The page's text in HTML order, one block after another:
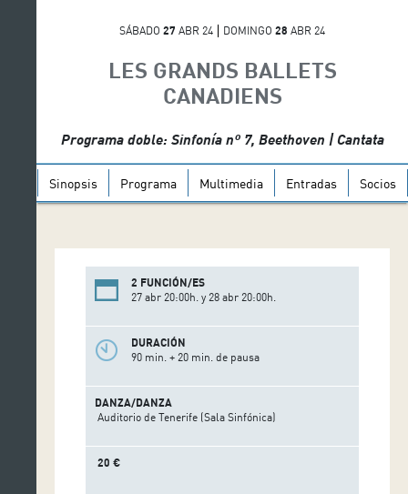
SÁBADO 27 ABR 24 DOMINGO 28 ABR 24
LES GRANDS BALLETS
CANADIENS
Programa doble: Sinfonía nº 7, Beethoven | Cantata
Sinopsis Programa Multimedia Entradas Socios
2 FUNCIÓN/ES
27 abr 20:00h. y 28 abr 20:00h.
DURACIÓN
90 min. + 20 min. de pausa
DANZA/DANZA
Auditorio de Tenerife (Sala Sinfónica)
20 €